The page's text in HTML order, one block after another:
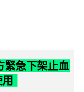
緊急下架止血